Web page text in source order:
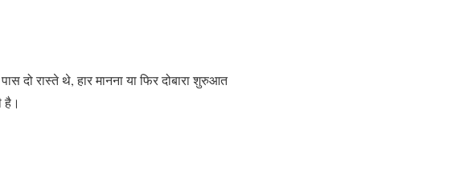
दो रास्ते थे, हार मानना या फिर दोबारा शुरुआत
है।